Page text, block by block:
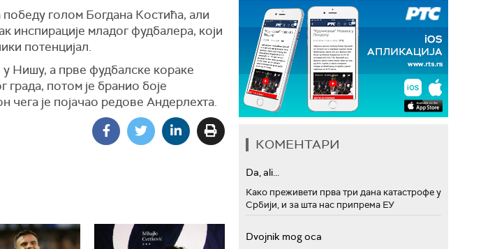
победу голом Богдана Костића, али
инспирације младог фудбалера, који
потенцијал.
Нишу, а прве фудбалске кораке
потом је бранио боје
чега је појачао редове Андерлехта.
КОМЕНТАРИ
Da, ali...
Како преживети прва три дана катастрофе у
Србији, и за шта нас припрема ЕУ
Dvojnik mog oca